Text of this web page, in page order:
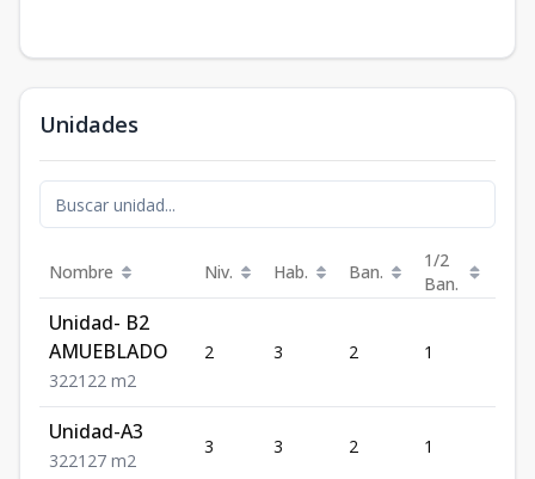
Unidades
Nombre Niv. Hab. Ban.
1/2
Ban.
Unidad- B2
AMUEBLADO
322122 m2
2 3 2 1
Unidad-A3
322127 m2
3 3 2 1